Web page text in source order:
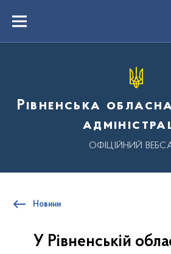
вмістуMenu
Рівненська
ОФІЦІЙНИЙ
Новини
У Рівненській